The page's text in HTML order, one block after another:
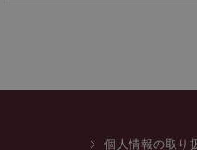
個人情報の取り